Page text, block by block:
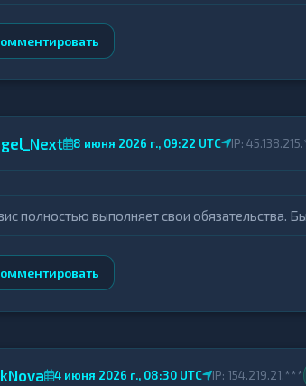
8 июня 2026 г., 09:22 UTC IP:
полностью выполняет свои обязательства.
4 июня 2026 г., 08:30 UTC IP: 154.219.21.***